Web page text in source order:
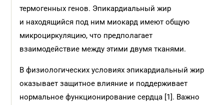
термогенных генов. Эпикардиальный жир
и находящийся под ним миокард имеют общую
микроциркуляцию, что предполагает
взаимодействие между этими двумя тканями.
В физиологических условиях эпикардиальный жир
оказывает защитное влияние и поддерживает
нормальное функционирование сердца [1]. Важно